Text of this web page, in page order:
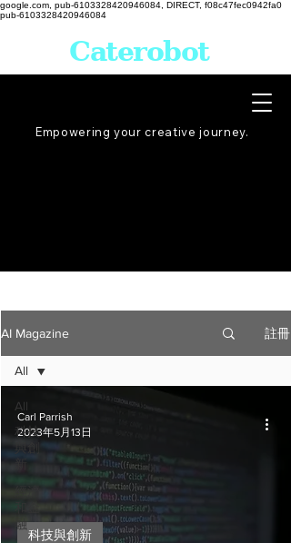
google.com, pub-6103328420946084, DIRECT, f08c47fec0942fa0
pub-6103328420946084
Empowering your creative journey.
Caterobot
AI Magazine 註冊
All
科技
與創
經濟
融
All
科技與創新
Carl Parrish
2023年5月13日